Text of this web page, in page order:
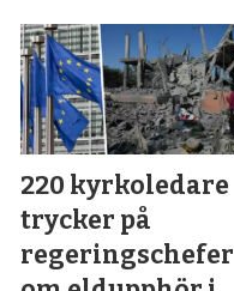
220 kyrkoledare
trycker på
regeringschefer